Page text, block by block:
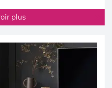
plus